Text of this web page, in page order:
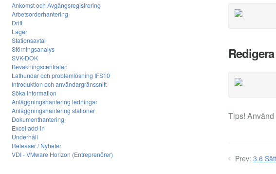
Tips!
Prev: 3.6
Ankomst och Avgångsregistrering
Arbetsorderhantering
Drift
Lager
Stationsavtal
Störningsanalys
SVK-DOK
Bevakningscentralen
Lathundar och problemlösning IFS10
Introduktion och användargränssnitt
Söka information
Anläggningshantering ledningar
Anläggningshantering stationer
Dokumenthantering
Excel add-in
Underhåll
Releaser / Nyheter
VDI - VMware Horizon (Entreprenörer)